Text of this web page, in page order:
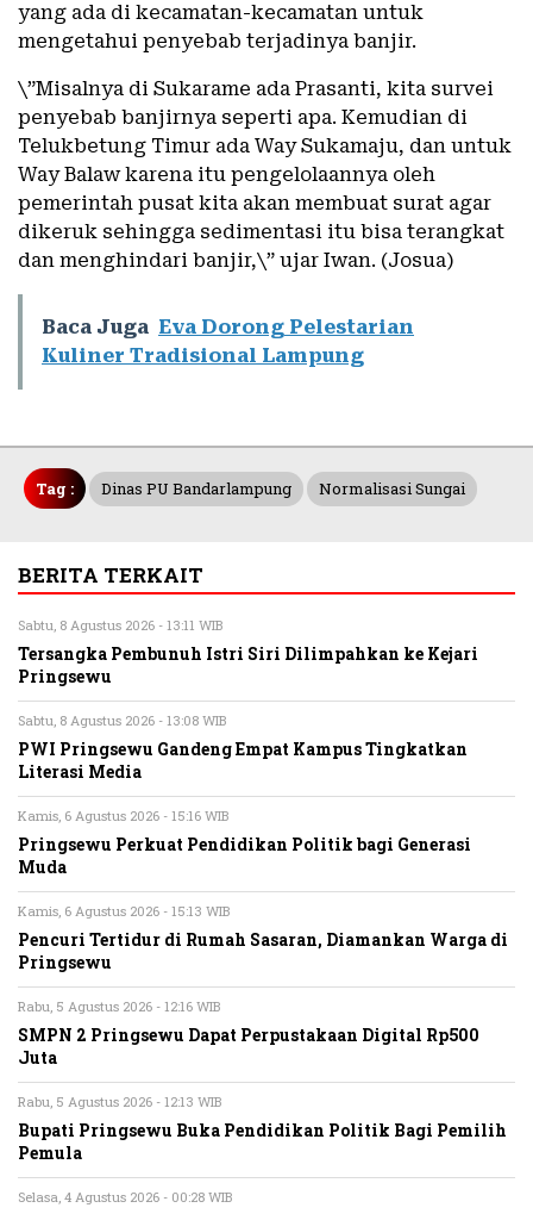
yang ada di kecamatan-kecamatan untuk
mengetahui penyebab terjadinya banjir.
\”Misalnya di Sukarame ada Prasanti, kita survei
penyebab banjirnya seperti apa. Kemudian di
Telukbetung Timur ada Way Sukamaju, dan untuk
Way Balaw karena itu pengelolaannya oleh
pemerintah pusat kita akan membuat surat agar
dikeruk sehingga sedimentasi itu bisa terangkat
dan menghindari banjir,\” ujar Iwan. (Josua)
Baca Juga Eva Dorong Pelestarian
Kuliner Tradisional Lampung
Tag : Dinas PU Bandarlampung Normalisasi Sungai
BERITA TERKAIT
Sabtu, 8 Agustus 2026 - 13:11 WIB
Tersangka Pembunuh Istri Siri Dilimpahkan ke Kejari
Pringsewu
Sabtu, 8 Agustus 2026 - 13:08 WIB
PWI Pringsewu Gandeng Empat Kampus Tingkatkan
Literasi Media
Kamis, 6 Agustus 2026 - 15:16 WIB
Pringsewu Perkuat Pendidikan Politik bagi Generasi
Muda
Kamis, 6 Agustus 2026 - 15:13 WIB
Pencuri Tertidur di Rumah Sasaran, Diamankan Warga di
Pringsewu
Rabu, 5 Agustus 2026 - 12:16 WIB
SMPN 2 Pringsewu Dapat Perpustakaan Digital Rp500
Juta
Rabu, 5 Agustus 2026 - 12:13 WIB
Bupati Pringsewu Buka Pendidikan Politik Bagi Pemilih
Pemula
Selasa, 4 Agustus 2026 - 00:28 WIB